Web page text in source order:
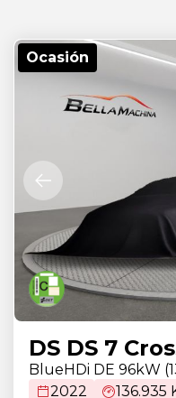
Ocasión
DS DS 7
BlueHDi DE 96kW
2022
136.935